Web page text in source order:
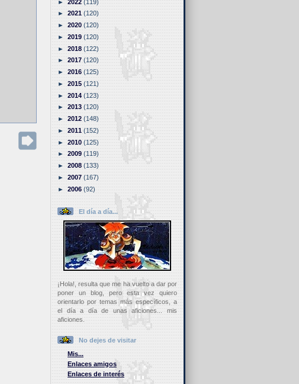
►2022(119)
►2021(120)
►2020(120)
►2019(120)
►2018(122)
►2017(120)
►2016(125)
►2015(121)
►2014(123)
►2013(120)
►2012(148)
►2011(152)
►2010(125)
►2009(119)
►2008(133)
►2007(167)
►2006(92)
El día a día...
¡Hola!, resulta que me ha vuelto a dar por
poner un blog, pero esta vez quiero
orientarlo por temas más específicos, a
el día a día de unas aficiones... mis
aficiones.
No dejes de visitar
Mis...
Enlaces amigos
Enlaces de interés